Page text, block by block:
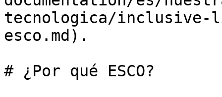
tecnologica/inclusive-
esco.md).
# ¿Por qué ESCO?